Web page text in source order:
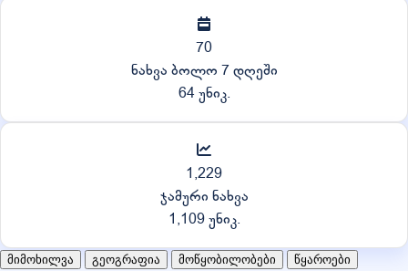
70
ნახვა ბოლო 7 დღეში
64 უნიკ.
1,229
ჯამური ნახვა
1,109 უნიკ.
მიმოხილვა გეოგრაფია მოწყობილობები წყაროები